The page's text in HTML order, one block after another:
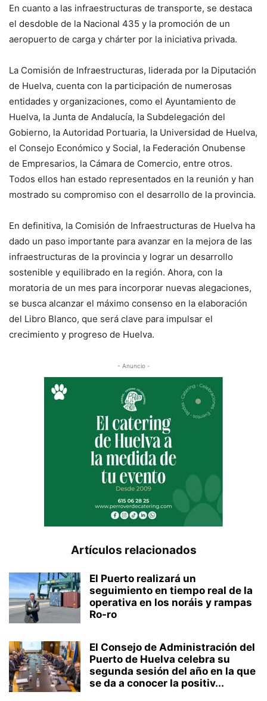
En cuanto a las infraestructuras de transporte, se destaca
el desdoble de la Nacional 435 y la promoción de un
aeropuerto de carga y chárter por la iniciativa privada.
La Comisión de Infraestructuras, liderada por la Diputación
de Huelva, cuenta con la participación de numerosas
entidades y organizaciones, como el Ayuntamiento de
Huelva, la Junta de Andalucía, la Subdelegación del
Gobierno, la Autoridad Portuaria, la Universidad de Huelva,
el Consejo Económico y Social, la Federación Onubense
de Empresarios, la Cámara de Comercio, entre otros.
Todos ellos han estado representados en la reunión y han
mostrado su compromiso con el desarrollo de la provincia.
En definitiva, la Comisión de Infraestructuras de Huelva ha
dado un paso importante para avanzar en la mejora de las
infraestructuras de la provincia y lograr un desarrollo
sostenible y equilibrado en la región. Ahora, con la
moratoria de un mes para incorporar nuevas alegaciones,
se busca alcanzar el máximo consenso en la elaboración
del Libro Blanco, que será clave para impulsar el
crecimiento y progreso de Huelva.
- Anuncio -
Artículos relacionados
El Puerto realizará un
seguimiento en tiempo real de la
operativa en los noráis y rampas
Ro-ro
El Consejo de Administración del
Puerto de Huelva celebra su
segunda sesión del año en la que
se da a conocer la positiv...